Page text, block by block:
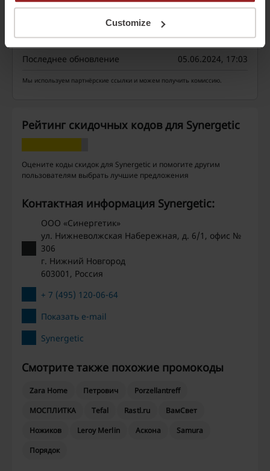
Customize
Лучшая скидка
99%
Последнее обновление
05.06.2024, 17:03
Мы используем партнёрские ссылки и можем получить комиссию.
Рейтинг скидочных кодов для Synergetic
Оцените коды скидок для Synergetic и помогите другим
пользователям выбрать лучшие предложения
Контактная информация Synergetic:
ООО «Синергетик»
ул. Нижневолжская Набережная, д. 6/1, офис №
306
г. Нижний Новгород
603001, Россия
+ 7 (495) 120-06-64
Показать e-mail
Synergetic
Смотрите также похожие промокоды
Zara Home Петрович
Porzellantreff
МОСПЛИТКА
Tefal Rastl.ru
ВамСвет
Ножиков
Leroy Merlin Аскона
Samura
Порядок